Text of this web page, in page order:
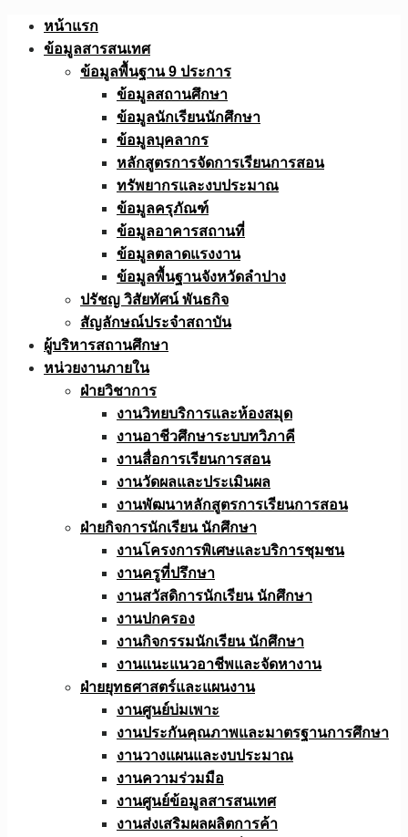
Skip
หน้าแรก
ข้อมูลสารสนเทศ
ข้อมูลพื้นฐาน 9 ประการ
ข้อมูลสถานศึกษา
ข้อมูลนักเรียนนักศึกษา
ข้อมูลบุคลากร
หลักสูตรการจัดการเรียนการสอน
ทรัพยากรและงบประมาณ
ข้อมูลครุภัณฑ์
ข้อมูลอาคารสถานที่
ข้อมูลตลาดแรงงาน
ข้อมูลพื้นฐานจังหวัดลำปาง
ปรัชญ วิสัยทัศน์ พันธกิจ
สัญลักษณ์ประจำสถาบัน
ผู้บริหารสถานศึกษา
หน่วยงานภายใน
ฝ่ายวิชาการ
งานวิทยบริการและห้องสมุด
งานอาชีวศึกษาระบบทวิภาคี
งานสื่อการเรียนการสอน
งานวัดผลและประเมินผล
งานพัฒนาหลักสูตรการเรียนการสอน
ฝ่ายกิจการนักเรียน นักศึกษา
งานโครงการพิเศษและบริการชุมชน
งานครูที่ปรึกษา
งานสวัสดิการนักเรียน นักศึกษา
งานปกครอง
งานกิจกรรมนักเรียน นักศึกษา
งานแนะแนวอาชีพและจัดหางาน
ฝ่ายยุทธศาสตร์และแผนงาน
งานศูนย์บ่มเพาะ
งานประกันคุณภาพและมาตรฐานการศึกษา
งานวางแผนและงบประมาณ
งานความร่วมมือ
งานศูนย์ข้อมูลสารสนเทศ
งานส่งเสริมผลผลิตการค้า